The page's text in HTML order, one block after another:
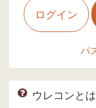
ログイン
パ
ウレコンと